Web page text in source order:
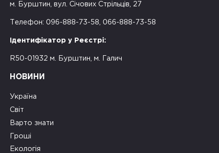
м. Бурштин, вул. Січових Стрільців, 27
Телефон: 096-888-73-58, 066-888-73-58
Ідентифікатор у Реєстрі:
R50-01932 м. Бурштин, м. Галич
НОВИНИ
Україна
Світ
Варто знати
Гроші
Екологія